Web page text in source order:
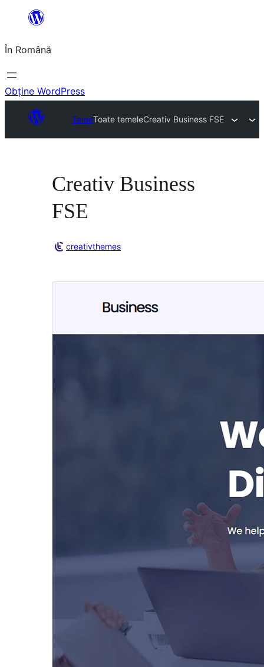
conținut
În Română
Obține WordPress
TemeToate temeleCreativ Business FSE
Creativ Business
FSE
creativthemes